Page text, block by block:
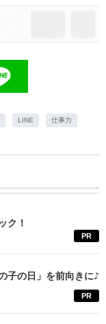
LINE 仕事力
ク！
PR
子の日」を前向きに♪
PR